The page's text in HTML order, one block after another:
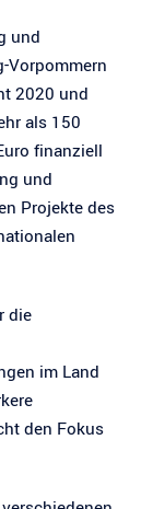
und
Vorpommern
2020 und
als 150
finanziell
und
Projekte des
die
im Land
den Fokus